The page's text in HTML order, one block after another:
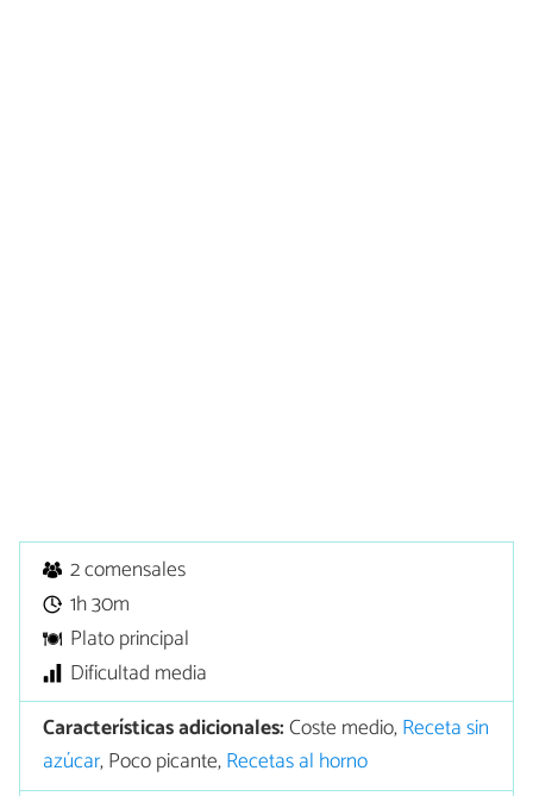
2 comensales
1h 30m
Plato principal
Dificultad media
Características adicionales:Coste medio,Receta sin
azúcar, Poco picante,Recetas al horno